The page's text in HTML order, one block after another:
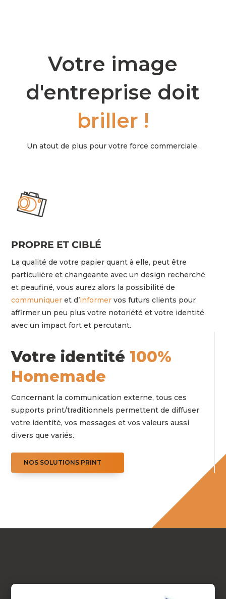
Votre image
d'entreprise doit
briller !
Un atout de plus pour votre force commerciale.
Votre identité 100%
Homemade
Concernant la communication externe, tous ces
supports print/traditionnels permettent de diffuser
votre identité, vos messages et vos valeurs aussi
divers que variés.
NOS SOLUTIONS PRINT
PROPRE ET CIBLÉ
La qualité de votre papier quant à elle, peut être
particulière et changeante avec un design recherché
et peaufiné, vous aurez alors la possibilité de
communiquer et d’informer vos futurs clients pour
affirmer un peu plus votre notoriété et votre identité
avec un impact fort et percutant.